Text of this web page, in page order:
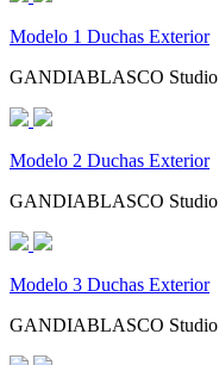
Modelo 1 Duchas Exterior
GANDIABLASCO Studio
Modelo 2 Duchas Exterior
GANDIABLASCO Studio
Modelo 3 Duchas Exterior
GANDIABLASCO Studio